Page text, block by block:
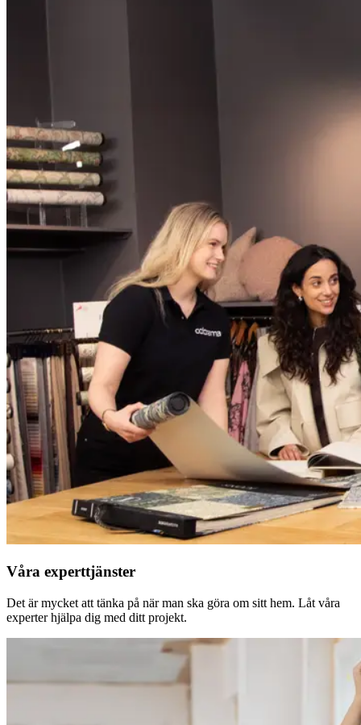
Våra experttjänster
Det är mycket att tänka på när man ska göra om sitt hem. Låt våra
experter hjälpa dig med ditt projekt.